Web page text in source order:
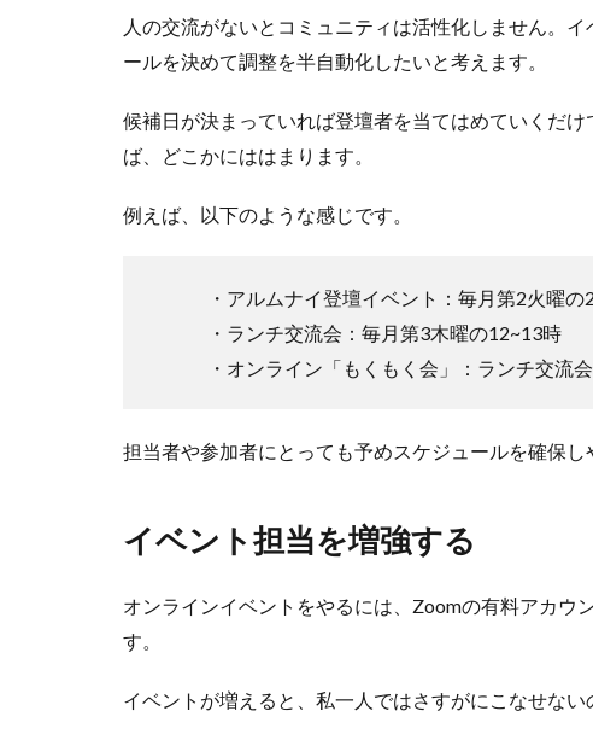
人の交流がないとコミュニティは活性化しません。
ールを決めて調整を半自動化したいと考えます。
候補日が決まっていれば登壇者を当てはめていくだ
ば、どこかにははまります。
例えば、以下のような感じです。
・アルムナイ登壇イベント：毎月第2火曜の
・ランチ交流会：毎月第3木曜の12~13時
・オンライン「もくもく会」：ランチ交流
担当者や参加者にとっても予めスケジュールを確保し
イベント担当を増強する
オンラインイベントをやるには、Zoomの有料アカウ
す。
イベントが増えると、私一人ではさすがにこなせな